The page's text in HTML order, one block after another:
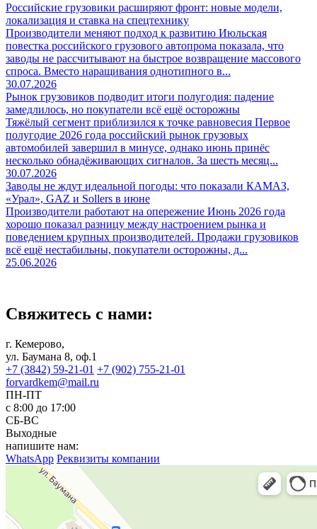
Российские грузовики расширяют фронт: новые модели,
локализация и ставка на спецтехнику
Производители меняют подход к развитию Июльская
повестка российского грузового автопрома показала, что
заводы не рассчитывают на быстрое возвращение массового
спроса. Вместо наращивания однотипного в...
30.07.2026
Рынок грузовиков подводит итоги полугодия: падение
замедлилось, но покупатели всё ещё осторожны
Тяжёлый сегмент приблизился к точке равновесия Первое
полугодие 2026 года российский рынок грузовых
автомобилей завершил в минусе, однако июнь принёс
несколько обнадёживающих сигналов. За шесть месяц...
30.07.2026
Заводы не ждут идеальной погоды: что показали КАМАЗ,
«Урал», GAZ и Sollers в июне
Производители работают на опережение Июнь 2026 года
хорошо показал разницу между настроением рынка и
поведением крупных производителей. Продажи грузовиков
всё ещё нестабильны, покупатели осторожны, д...
25.06.2026
Свяжитесь с нами:
г. Кемерово,
ул. Баумана 8, оф.1
+7 (3842) 59-21-01 +7 (902) 755-21-01
forvardkem@mail.ru
ПН-ПТ
с 8:00 до 17:00
СБ-ВС
Выходные
напишите нам:
WhatsApp Реквизиты компании